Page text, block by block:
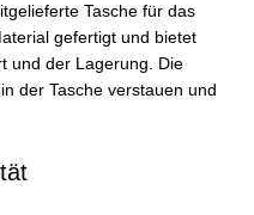
Tasche für das
gefertigt und bietet
und der Lagerung. Die
der Tasche verstauen und